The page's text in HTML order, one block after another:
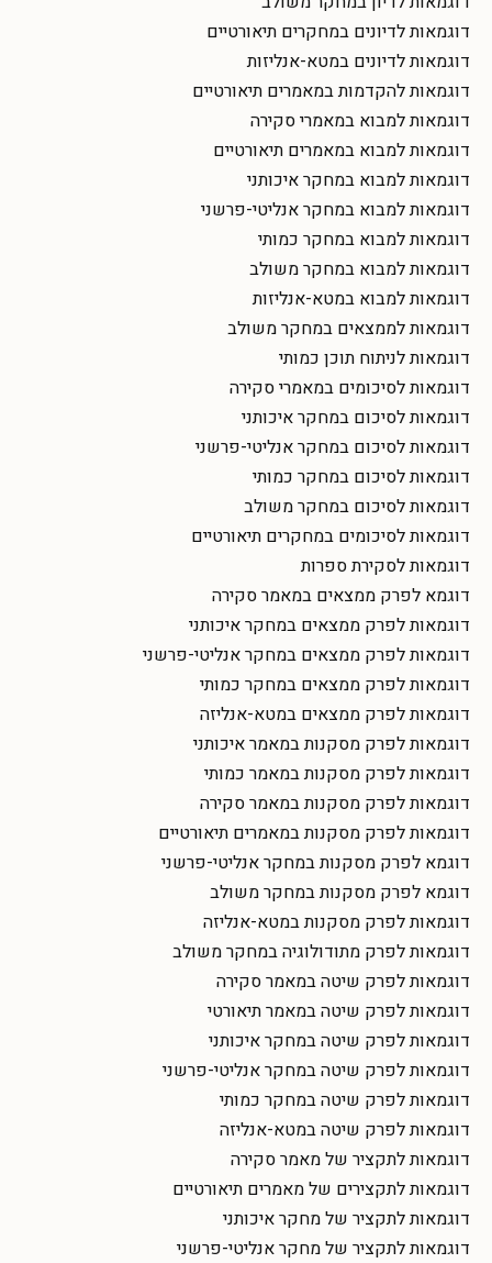
דוגמאות לדיונים במחקרים תיאורטיים
דוגמאות לדיונים במטא-אנליזות
דוגמאות להקדמות במאמרים תיאורטיים
דוגמאות למבוא במאמרי סקירה
דוגמאות למבוא במאמרים תיאורטיים
דוגמאות למבוא במחקר איכותני
דוגמאות למבוא במחקר אנליטי-פרשני
דוגמאות למבוא במחקר כמותי
דוגמאות למבוא במחקר משולב
דוגמאות למבוא במטא-אנליזות
דוגמאות לממצאים במחקר משולב
דוגמאות לניתוח תוכן כמותי
דוגמאות לסיכומים במאמרי סקירה
דוגמאות לסיכום במחקר איכותני
דוגמאות לסיכום במחקר אנליטי-פרשני
דוגמאות לסיכום במחקר כמותי
דוגמאות לסיכום במחקר משולב
דוגמאות לסיכומים במחקרים תיאורטיים
דוגמאות לסקירת ספרות
דוגמא לפרק ממצאים במאמר סקירה
דוגמאות לפרק ממצאים במחקר איכותני
דוגמאות לפרק ממצאים במחקר אנליטי-פרשני
דוגמאות לפרק ממצאים במחקר כמותי
דוגמאות לפרק ממצאים במטא-אנליזה
דוגמאות לפרק מסקנות במאמר איכותני
דוגמאות לפרק מסקנות במאמר כמותי
דוגמאות לפרק מסקנות במאמר סקירה
דוגמאות לפרק מסקנות במאמרים תיאורטיים
דוגמא לפרק מסקנות במחקר אנליטי-פרשני
דוגמא לפרק מסקנות במחקר משולב
דוגמאות לפרק מסקנות במטא-אנליזה
דוגמאות לפרק מתודולוגיה במחקר משולב
דוגמאות לפרק שיטה במאמר סקירה
דוגמאות לפרק שיטה במאמר תיאורטי
דוגמאות לפרק שיטה במחקר איכותני
דוגמאות לפרק שיטה במחקר אנליטי-פרשני
דוגמאות לפרק שיטה במחקר כמותי
דוגמאות לפרק שיטה במטא-אנליזה
דוגמאות לתקציר של מאמר סקירה
דוגמאות לתקצירים של מאמרים תיאורטיים
דוגמאות לתקציר של מחקר איכותני
דוגמאות לתקציר של מחקר אנליטי-פרשני